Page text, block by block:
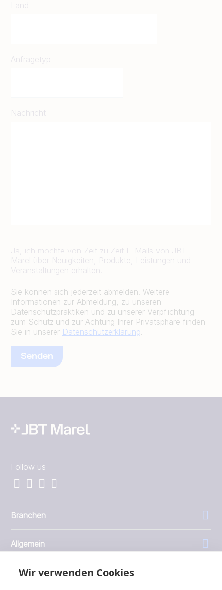
Wir verwenden Cookies
Land
Anfragetyp
Nachricht
Ja, ich möchte von Zeit zu Zeit E-Mails von JBT
Marel über Neuigkeiten, Produkte, Leistungen und
Veranstaltungen erhalten.
Sie können sich jederzeit abmelden. Weitere
Informationen zur Abmeldung, zu unseren
Datenschutzpraktiken und zu unserer Verpflichtung
zum Schutz und zur Achtung Ihrer Privatsphäre finden
Sie in unserer Datenschutzerklärung.
Follow us
Branchen
Allgemein
Unternehmen